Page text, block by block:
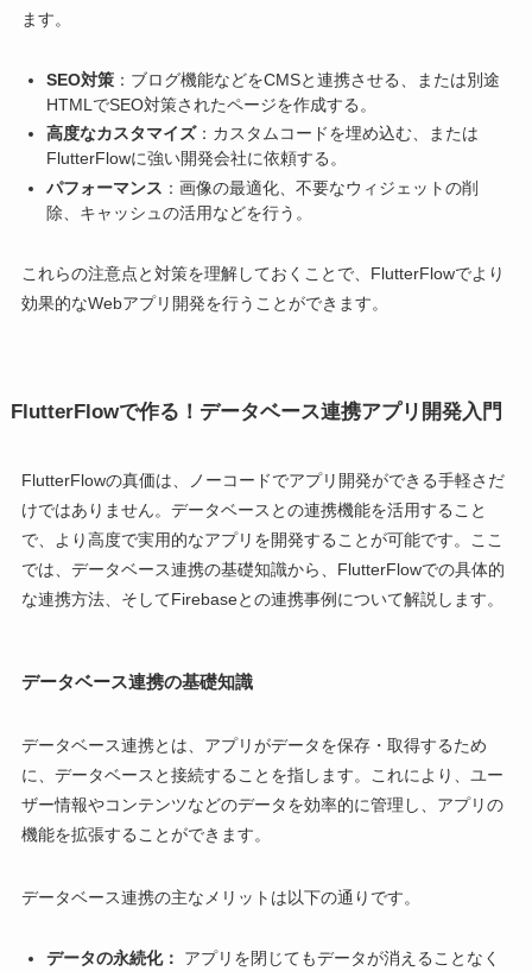
ます。
SEO対策：ブログ機能などをCMSと連携させる、または別途
HTMLでSEO対策されたページを作成する。
高度なカスタマイズ：カスタムコードを埋め込む、または
FlutterFlowに強い開発会社に依頼する。
パフォーマンス ：画像の最適化、不要なウィジェットの削
除、キャッシュの活用などを行う。
これらの注意点と対策を理解しておくことで、FlutterFlowでより
効果的なWebアプリ開発を行うことができます。
FlutterFlowで作る！データベース連携アプリ開発入門
FlutterFlowの真価は、ノーコードでアプリ開発ができる手軽さだ
けではありません。データベースとの連携機能を活用すること
で、より高度で実用的なアプリを開発することが可能です。ここ
では、データベース連携の基礎知識から、FlutterFlowでの具体的
な連携方法、そしてFirebaseとの連携事例について解説します。
データベース連携の基礎知識
データベース連携とは、アプリがデータを保存・取得するため
に、データベースと接続することを指します。これにより、ユー
ザー情報やコンテンツなどのデータを効率的に管理し、アプリの
機能を拡張することができます。
データベース連携の主なメリットは以下の通りです。
データの永続化：
アプリを閉じてもデータが消えることなく